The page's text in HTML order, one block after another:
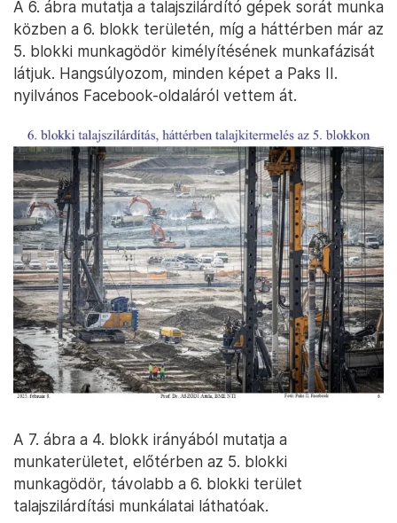
A 6. ábra mutatja a talajszilárdító gépek sorát munka
közben a 6. blokk területén, míg a háttérben már az
5. blokki munkagödör kimélyítésének munkafázisát
látjuk. Hangsúlyozom, minden képet a Paks II.
nyilvános Facebook-oldaláról vettem át.